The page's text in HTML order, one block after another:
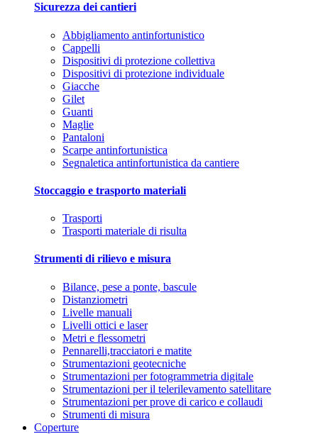
Sicurezza dei cantieri
Abbigliamento antinfortunistico
Cappelli
Dispositivi di protezione collettiva
Dispositivi di protezione individuale
Giacche
Gilet
Guanti
Maglie
Pantaloni
Scarpe antinfortunistica
Segnaletica antinfortunistica da cantiere
Stoccaggio e trasporto materiali
Trasporti
Trasporti materiale di risulta
Strumenti di rilievo e misura
Bilance, pese a ponte, bascule
Distanziometri
Livelle manuali
Livelli ottici e laser
Metri e flessometri
Pennarelli,tracciatori e matite
Strumentazioni geotecniche
Strumentazioni per fotogrammetria digitale
Strumentazioni per il telerilevamento satellitare
Strumentazioni per prove di carico e collaudi
Strumenti di misura
Coperture